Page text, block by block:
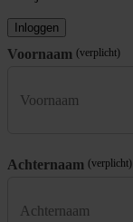
Inloggen
Voornaam (verplicht)
Achternaam (verplicht)